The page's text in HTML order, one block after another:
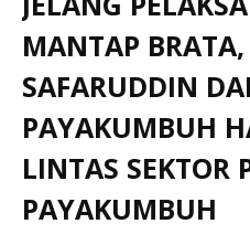
MANTAP
SAFARUDDIN
PAYAKUMBUH
LINTAS SEKTOR
PAYAKUMBUH